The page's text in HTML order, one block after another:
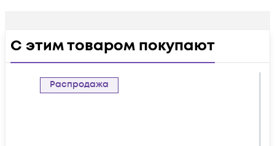
С этим товаром покупают
Распродажа